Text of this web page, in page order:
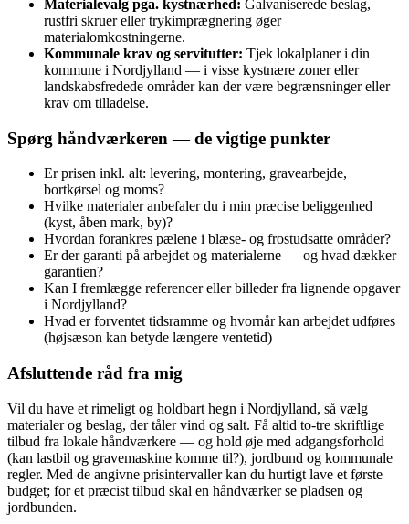
Materialevalg pga. kystnærhed: Galvaniserede beslag,
rustfri skruer eller trykimprægnering øger
materialomkostningerne.
Kommunale krav og servitutter: Tjek lokalplaner i din
kommune i Nordjylland — i visse kystnære zoner eller
landskabsfredede områder kan der være begrænsninger eller
krav om tilladelse.
Spørg håndværkeren — de vigtige punkter
Er prisen inkl. alt: levering, montering, gravearbejde,
bortkørsel og moms?
Hvilke materialer anbefaler du i min præcise beliggenhed
(kyst, åben mark, by)?
Hvordan forankres pælene i blæse- og frostudsatte områder?
Er der garanti på arbejdet og materialerne — og hvad dækker
garantien?
Kan I fremlægge referencer eller billeder fra lignende opgaver
i Nordjylland?
Hvad er forventet tidsramme og hvornår kan arbejdet udføres
(højsæson kan betyde længere ventetid)
Afsluttende råd fra mig
Vil du have et rimeligt og holdbart hegn i Nordjylland, så vælg
materialer og beslag, der tåler vind og salt. Få altid to‑tre skriftlige
tilbud fra lokale håndværkere — og hold øje med adgangsforhold
(kan lastbil og gravemaskine komme til?), jordbund og kommunale
regler. Med de angivne prisintervaller kan du hurtigt lave et første
budget; for et præcist tilbud skal en håndværker se pladsen og
jordbunden.